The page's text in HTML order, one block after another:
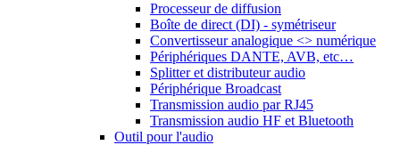
Processeur de diffusion
Boîte de direct (DI) - symétriseur
Convertisseur analogique <> numérique
Périphériques DANTE, AVB, etc…
Splitter et distributeur audio
Périphérique Broadcast
Transmission audio par RJ45
Transmission audio HF et Bluetooth
Outil pour l'audio